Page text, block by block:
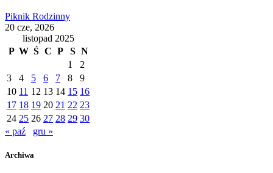
Piknik Rodzinny
20 cze, 2026
listopad 2025
P W Ś C P S N
1
2
3
4 5 6 7 8
9
10 11 12 13 14 15 16
17 18 19 20 21 22 23
24 25 26 27 28 29 30
« paź
gru »
Archiwa